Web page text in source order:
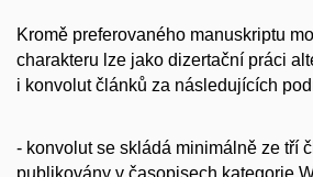
Kromě preferovaného manuskriptu
charakteru lze jako dizertační práci
i konvolut článků za následujících
- konvolut se skládá minimálně ze tří
publikovány v časopisech kategorie